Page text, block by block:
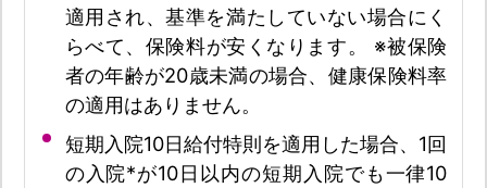
適用され、基準を満たしていない場合にく
らべて、保険料が安くなります。 ※被保険
者の年齢が20歳未満の場合、健康保険料率
の適用はありません。
短期入院10日給付特則を適用した場合、1回
の入院*が10日以内の短期入院でも一律10